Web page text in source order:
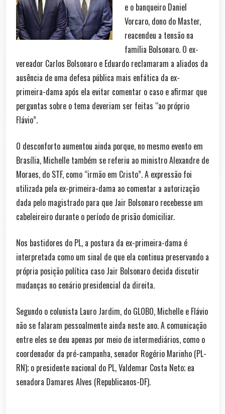
e o banqueiro Daniel
Vorcaro, dono do Master,
reacendeu a tensão na
família Bolsonaro. O ex-
vereador Carlos Bolsonaro e Eduardo reclamaram a aliados da
ausência de uma defesa pública mais enfática da ex-
primeira-dama após ela evitar comentar o caso e afirmar que
perguntas sobre o tema deveriam ser feitas “ao próprio
Flávio”.
O desconforto aumentou ainda porque, no mesmo evento em
Brasília, Michelle também se referiu ao ministro Alexandre de
Moraes, do STF, como “irmão em Cristo”. A expressão foi
utilizada pela ex-primeira-dama ao comentar a autorização
dada pelo magistrado para que Jair Bolsonaro recebesse um
cabeleireiro durante o período de prisão domiciliar.
Nos bastidores do PL, a postura da ex-primeira-dama é
interpretada como um sinal de que ela continua preservando a
própria posição política caso Jair Bolsonaro decida discutir
mudanças no cenário presidencial da direita.
Segundo o colunista Lauro Jardim, do GLOBO, Michelle e Flávio
não se falaram pessoalmente ainda neste ano. A comunicação
entre eles se deu apenas por meio de intermediários, como o
coordenador da pré-campanha, senador Rogério Marinho (PL-
RN); o presidente nacional do PL, Valdemar Costa Neto; ea
senadora Damares Alves (Republicanos-DF).